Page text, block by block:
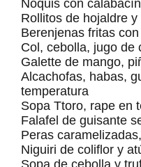
Ñoquis con calabacín
Rollitos de hojaldre y
Berenjenas fritas
Col, cebolla, jugo de
Galette de mango,
Alcachofas, habas,
temperatura
Sopa Ttoro, rape en
Falafel de guisante
Peras
Niguiri de coliflor y
Sopa de cebolla y